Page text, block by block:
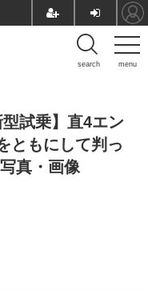
menu
search
型試乗】直4エン
ともにして判っ
真・画像